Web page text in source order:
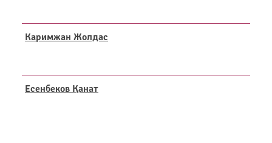
Каримжан Жолдас
Есенбеков Қанат